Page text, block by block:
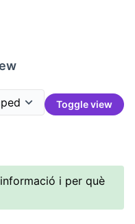
Toggle view
i per què